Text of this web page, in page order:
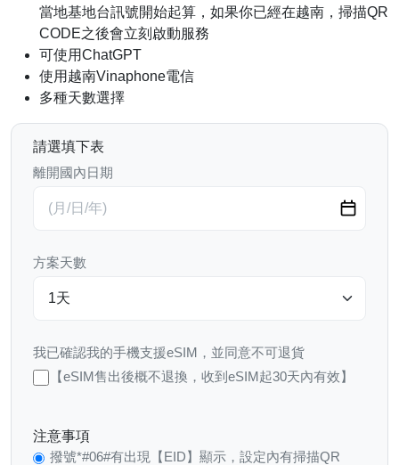
當地基地台訊號開始起算，如果你已經在越南，掃描QR
CODE之後會立刻啟動服務
可使用ChatGPT
使用越南Vinaphone電信
多種天數選擇
請選填下表
離開國內日期
方案天數
我已確認我的手機支援eSIM，並同意不可退貨
【eSIM售出後概不退換，收到eSIM起30天內有效】
注意事項
撥號*#06#有出現【EID】顯示，設定內有掃描QR